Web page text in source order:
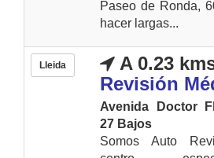
Paseo de Ronda,
hacer largas...
Lleida A 0.23
Revisión
Avenida Doctor
27 Bajos
Somos Auto